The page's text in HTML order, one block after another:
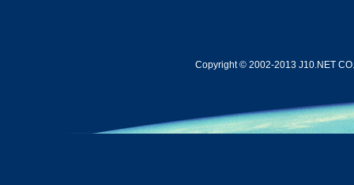
Copyright © 2002-2013 J10.NET